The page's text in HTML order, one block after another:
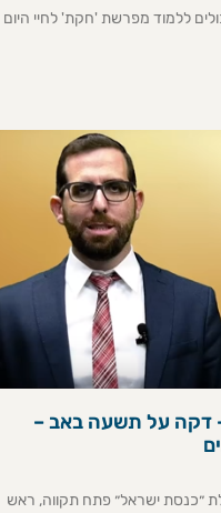
ללמוד מפרשת 'חקת' לחיי היום
– דקה על תשעה באב –
״כנסת ישראל״ פתח תקווה, ראש